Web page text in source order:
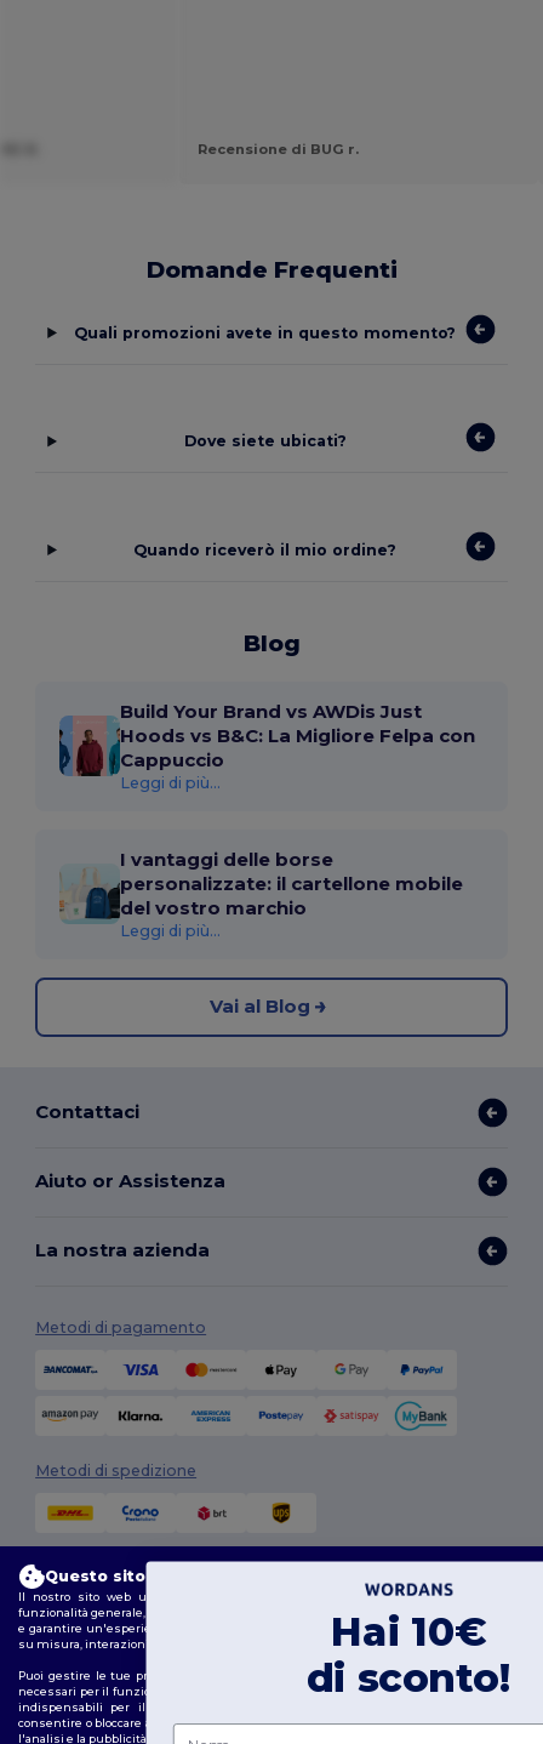
Recensione di BUG r.
Domande Frequenti
Quali promozioni avete in questo momento?
Dove siete ubicati?
Quando riceverò il mio ordine?
Blog
Build Your Brand vs AWDis Just
Hoods vs B&C: La Migliore Felpa con
Cappuccio
Leggi di più...
I vantaggi delle borse
personalizzate: il cartellone mobile
del vostro marchio
Leggi di più...
Vai al Blog
Contattaci
Aiuto or Assistenza
La nostra azienda
Metodi di pagamento
Metodi di spedizione
Seguici
Questo sito web utilizza i cookie
Il nostro sito web utilizza sia cookie propri che di terze parti per migliorare la
funzionalità generale, ricordare le tue preferenze, analizzare le prestazioni del sito web
e garantire un'esperienza di navigazione fluida e personalizzata, compresi contenuti
su misura, interazioni ottimizzate con il nostro sito web e pubblicità.
Puoi gestire le tue preferenze sui cookie in qualsiasi momento. I cookie essenziali,
necessari per il funzionamento del sito web, non possono essere disattivati in quanto
indispensabili per il corretto funzionamento del sito. Tuttavia, puoi scegliere di
consentire o bloccare altri tipi di cookie, come quelli utilizzati per la personalizzazione,
l'analisi e la pubblicità.
Hai 10€
di sconto!
Nome